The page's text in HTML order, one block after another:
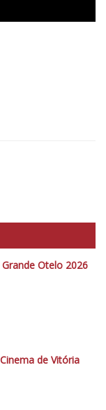
Otelo 2026
de Vitória